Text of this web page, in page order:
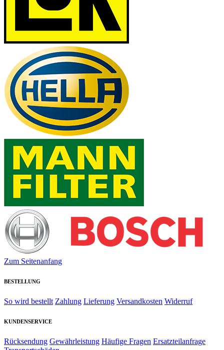
Zum Seitenanfang
BESTELLUNG
So wird bestellt Zahlung Lieferung Versandkosten Widerruf
KUNDENSERVICE
Rücksendung Gewährleistung Häufige Fragen Ersatzteilanfrage